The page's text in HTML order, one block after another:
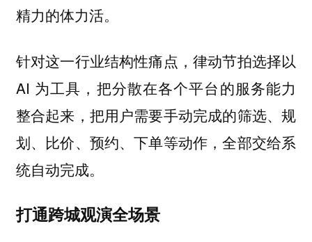
精力的体力活。
针对这一行业结构性痛点，律动节拍选择以
AI 为工具，把分散在各个平台的服务能力
整合起来，把用户需要手动完成的筛选、规
划、比价、预约、下单等动作，全部交给系
统自动完成。
打通跨城观演全场景